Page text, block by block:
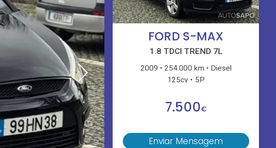
FORD S-MAX
1.8 TDCI TREND 7L
2009 254.000 km
Diesel
125cv
5P
7.500€
Enviar Mensagem